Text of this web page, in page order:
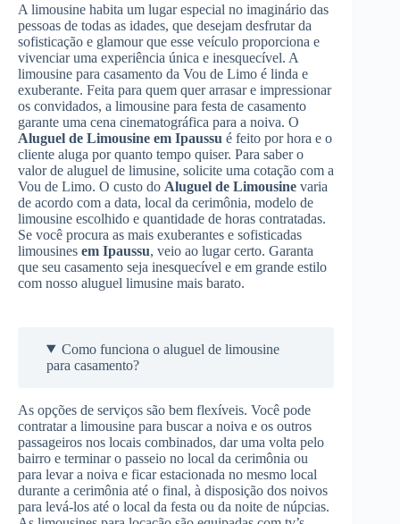
A limousine habita um lugar especial no imaginário das
pessoas de todas as idades, que desejam desfrutar da
sofisticação e glamour que esse veículo proporciona e
vivenciar uma experiência única e inesquecível. A
limousine para casamento da Vou de Limo é linda e
exuberante. Feita para quem quer arrasar e impressionar
os convidados, a limousine para festa de casamento
garante uma cena cinematográfica para a noiva. O
Aluguel de Limousine em Ipaussu é feito por hora e o
cliente aluga por quanto tempo quiser. Para saber o
valor de aluguel de limusine, solicite uma cotação com a
Vou de Limo. O custo do Aluguel de Limousine varia
de acordo com a data, local da cerimônia, modelo de
limousine escolhido e quantidade de horas contratadas.
Se você procura as mais exuberantes e sofisticadas
limousines em Ipaussu, veio ao lugar certo. Garanta
que seu casamento seja inesquecível e em grande estilo
com nosso aluguel limusine mais barato.
Como funciona o aluguel de limousine
para casamento?
As opções de serviços são bem flexíveis. Você pode
contratar a limousine para buscar a noiva e os outros
passageiros nos locais combinados, dar uma volta pelo
bairro e terminar o passeio no local da cerimônia ou
para levar a noiva e ficar estacionada no mesmo local
durante a cerimônia até o final, à disposição dos noivos
para levá-los até o local da festa ou da noite de núpcias.